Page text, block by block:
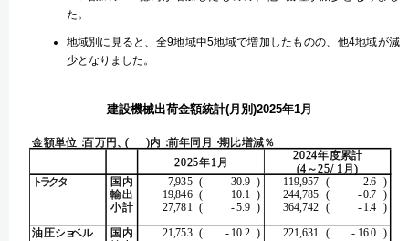
た。
地域別に見ると、全9地域中5地域で増加したものの、他4地域が減
少となりました。
建設機械出荷金額統計(月別)2025年1月